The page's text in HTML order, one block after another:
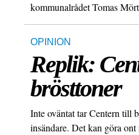
kommunalrådet Tomas
OPINION
Replik:
brösttoner
Inte oväntat tar Centern till
insändare. Det kan göra